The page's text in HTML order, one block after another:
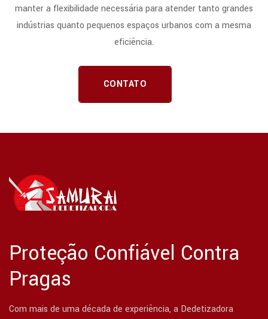
manter a flexibilidade necessária para atender tanto grandes
indústrias quanto pequenos espaços urbanos com a mesma
eficiência.
CONTATO
Proteção Confiável Contra
Pragas
Com mais de uma década de experiência, a Dedetizadora